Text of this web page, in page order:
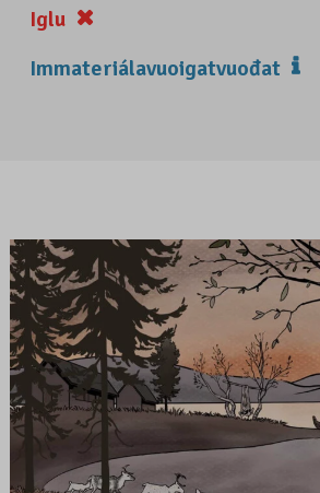
Iglu
Immateriálavuoigatvuođat